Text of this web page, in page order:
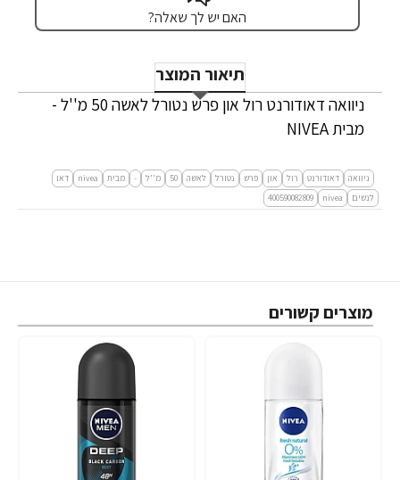
האם יש לך שאלה?
תיאור המוצר
ניוואה דאודורנט רול און פרש נטורל לאשה 50 מ''ל -
מבית NIVEA
ניוואה דאודורנט רול און פרש נטורל לאשה 50 מ''ל - מבית nivea
דאו
לנשים
nivea
400590082809
מוצרים קשורים